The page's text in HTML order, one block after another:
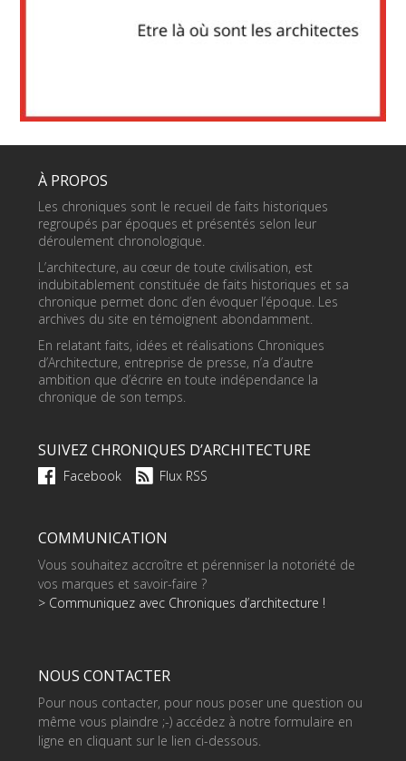
À PROPOS
Les chroniques sont le recueil de faits historiques
regroupés par époques et présentés selon leur
déroulement chronologique.
L’architecture, au cœur de toute civilisation, est
indubitablement constituée de faits historiques et sa
chronique permet donc d’en évoquer l’époque. Les
archives du site en témoignent abondamment.
En relatant faits, idées et réalisations Chroniques
d’Architecture, entreprise de presse, n’a d’autre
ambition que d’écrire en toute indépendance la
chronique de son temps.
SUIVEZ CHRONIQUES D’ARCHITECTURE
Facebook Flux RSS
COMMUNICATION
Vous souhaitez accroître et pérenniser la notoriété de
vos marques et savoir-faire ?
> Communiquez avec Chroniques d’architecture !
NOUS CONTACTER
Pour nous contacter, pour nous poser une question ou
même vous plaindre ;-) accédez à notre formulaire en
ligne en cliquant sur le lien ci-dessous.